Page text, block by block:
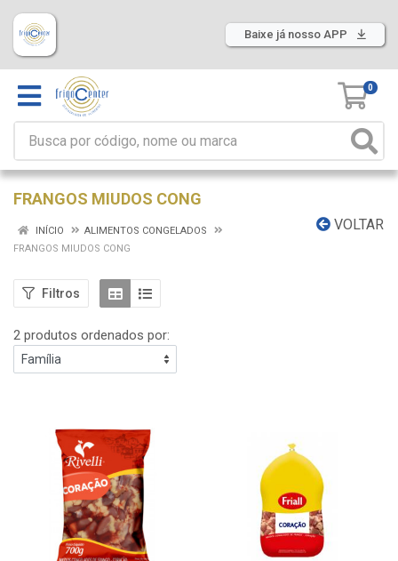
Baixe já nosso APP
0
FRANGOS MIUDOS CONG
VOLTAR
INÍCIO
ALIMENTOS CONGELADOS
FRANGOS MIUDOS CONG
Filtros
2 produtos ordenados por: